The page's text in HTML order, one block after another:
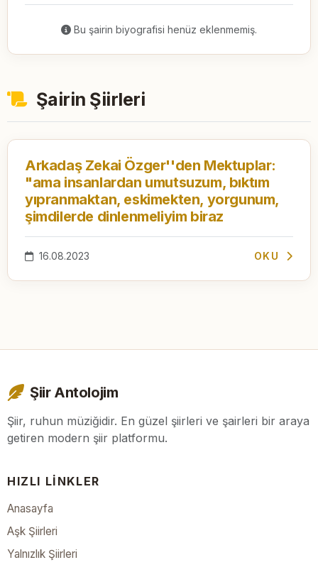
Bu şairin biyografisi henüz eklenmemiş.
Şairin Şiirleri
Arkadaş Zekai Özger''den Mektuplar:
"ama insanlardan umutsuzum, bıktım
yıpranmaktan, eskimekten, yorgunum,
şimdilerde dinlenmeliyim biraz
16.08.2023 OKU
Şiir Antolojim
Şiir, ruhun müziğidir. En güzel şiirleri ve şairleri bir araya
getiren modern şiir platformu.
HIZLI LINKLER
Anasayfa
Aşk Şiirleri
Yalnızlık Şiirleri